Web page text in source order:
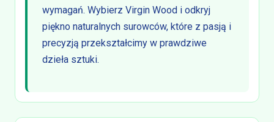
wymagań. Wybierz Virgin Wood i odkryj
piękno naturalnych surowców, które z pasją i
precyzją przekształcimy w prawdziwe
dzieła sztuki.